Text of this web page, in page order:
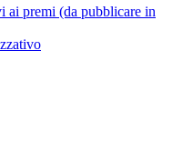
ai premi (da pubblicare in